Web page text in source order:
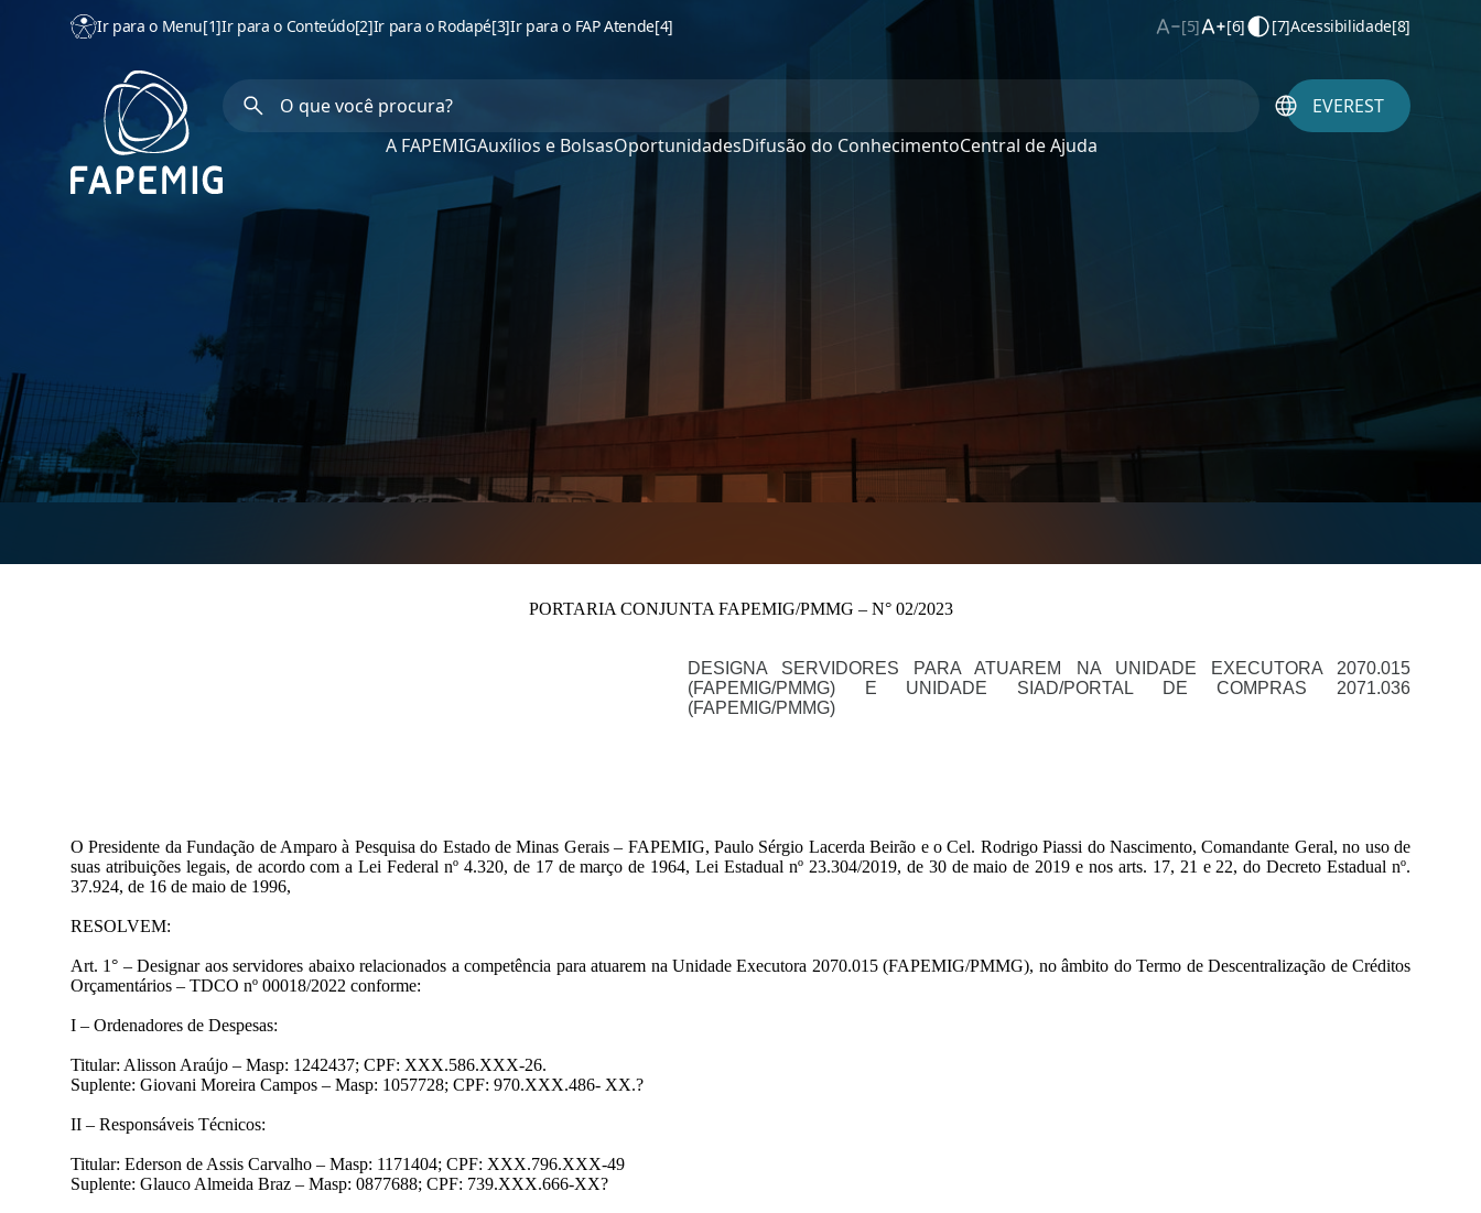
Ir para o Menu[1]Ir para o Conteúdo[2]Ir para o Rodapé[3]Ir para o FAP Atende[4] [5] [6] [7]Acessibilidade[8]
A FAPEMIGAuxílios e BolsasOportunidadesDifusão do ConhecimentoCentral de Ajuda
EVEREST
PORTARIA CONJUNTA FAPEMIG/PMMG – N° 02/2023
DESIGNA SERVIDORES PARA ATUAREM NA UNIDADE EXECUTORA 2070.015
(FAPEMIG/PMMG) E UNIDADE SIAD/PORTAL DE COMPRAS 2071.036
(FAPEMIG/PMMG)
O Presidente da Fundação de Amparo à Pesquisa do Estado de Minas Gerais – FAPEMIG, Paulo Sérgio Lacerda Beirão e o Cel. Rodrigo Piassi do Nascimento, Comandante Geral, no uso de
suas atribuições legais, de acordo com a Lei Federal nº 4.320, de 17 de março de 1964, Lei Estadual nº 23.304/2019, de 30 de maio de 2019 e nos arts. 17, 21 e 22, do Decreto Estadual nº.
37.924, de 16 de maio de 1996,
RESOLVEM:
Art. 1° – Designar aos servidores abaixo relacionados a competência para atuarem na Unidade Executora 2070.015 (FAPEMIG/PMMG), no âmbito do Termo de Descentralização de Créditos
Orçamentários – TDCO nº 00018/2022 conforme:
I – Ordenadores de Despesas:
Titular: Alisson Araújo – Masp: 1242437; CPF: XXX.586.XXX-26.
Suplente: Giovani Moreira Campos – Masp: 1057728; CPF: 970.XXX.486- XX.?
II – Responsáveis Técnicos:
Titular: Ederson de Assis Carvalho – Masp: 1171404; CPF: XXX.796.XXX-49
Suplente: Glauco Almeida Braz – Masp: 0877688; CPF: 739.XXX.666-XX?